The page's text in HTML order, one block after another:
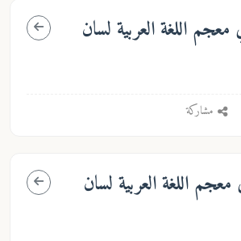
معجم اللغة العربية لسان
مشاركة
معجم اللغة العربية لسان